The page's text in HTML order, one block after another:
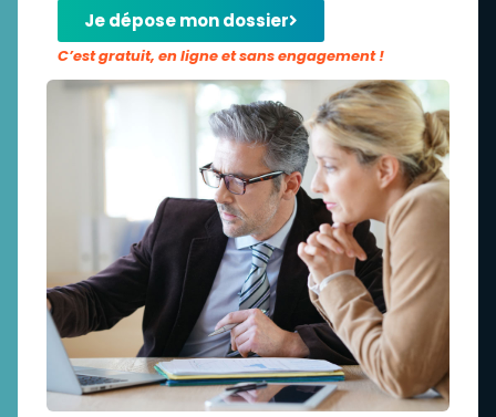
Je dépose mon dossier
C’est gratuit, en ligne et sans engagement !